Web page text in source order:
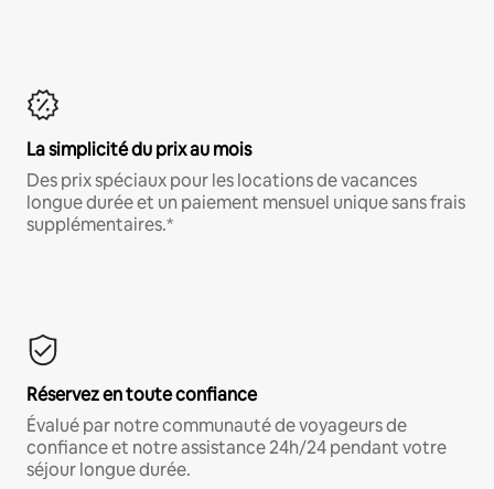
La simplicité du prix au mois
Des prix spéciaux pour les locations de vacances
longue durée et un paiement mensuel unique sans frais
supplémentaires.*
Réservez en toute confiance
Évalué par notre communauté de voyageurs de
confiance et notre assistance 24h/24 pendant votre
séjour longue durée.